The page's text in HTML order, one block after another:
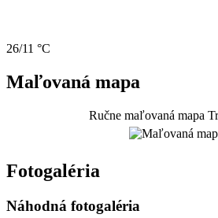
26/11 °C
Maľovaná mapa
Ručne maľovaná mapa
Fotogaléria
Náhodná fotogaléria